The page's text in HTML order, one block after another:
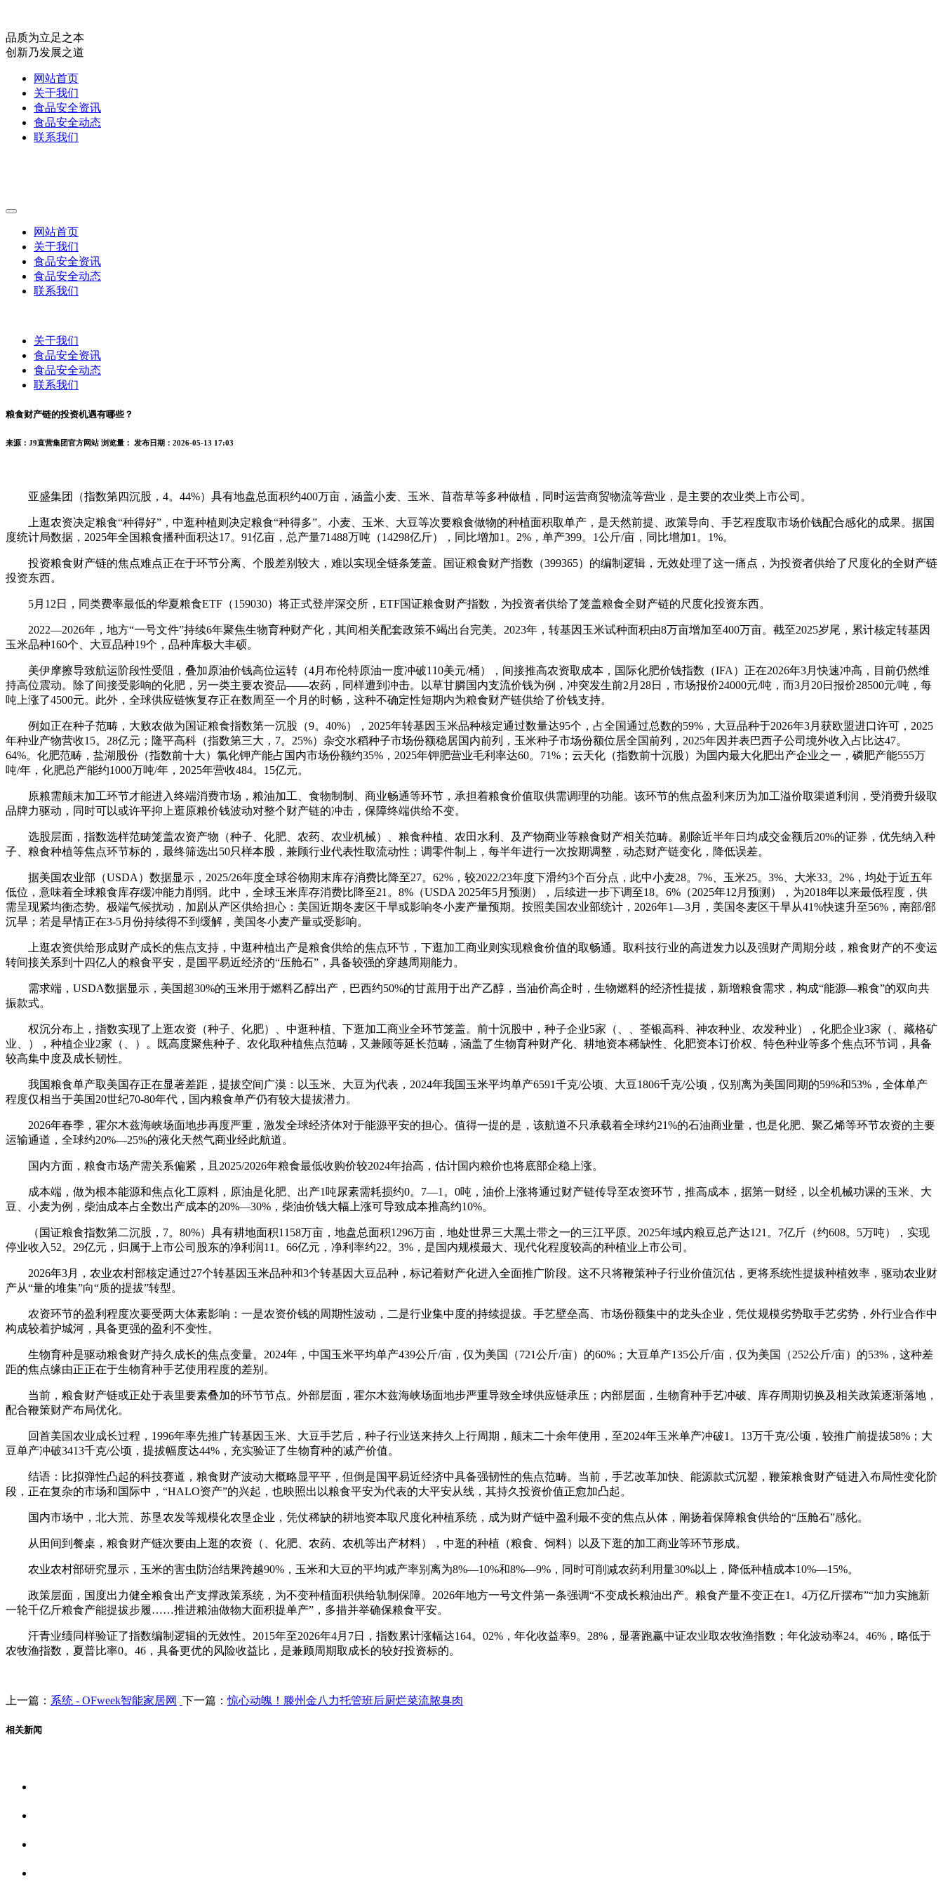
品质为立足之本
创新乃发展之道
网站首页
关于我们
食品安全资讯
食品安全动态
联系我们
网站首页
关于我们
食品安全资讯
食品安全动态
联系我们
关于我们
食品安全资讯
食品安全动态
联系我们
粮食财产链的投资机遇有哪些？
来源：J9直营集团官方网站 浏览量： 发布日期：2026-05-13 17:03
亚盛集团（指数第四沉股，4。44%）具有地盘总面积约400万亩，涵盖小麦、玉米、苜蓿草等多种做植，同时运营商贸物流等营业，是主要的农业类上市公司。
上逛农资决定粮食“种得好”，中逛种植则决定粮食“种得多”。小麦、玉米、大豆等次要粮食做物的种植面积取单产，是天然前提、政策导向、手艺程度取市场价钱配合感化的成果。据国
度统计局数据，2025年全国粮食播种面积达17。91亿亩，总产量71488万吨（14298亿斤），同比增加1。2%，单产399。1公斤/亩，同比增加1。1%。
投资粮食财产链的焦点难点正在于环节分离、个股差别较大，难以实现全链条笼盖。国证粮食财产指数（399365）的编制逻辑，无效处理了这一痛点，为投资者供给了尺度化的全财产链
投资东西。
5月12日，同类费率最低的华夏粮食ETF（159030）将正式登岸深交所，ETF国证粮食财产指数，为投资者供给了笼盖粮食全财产链的尺度化投资东西。
2022—2026年，地方“一号文件”持续6年聚焦生物育种财产化，其间相关配套政策不竭出台完美。2023年，转基因玉米试种面积由8万亩增加至400万亩。截至2025岁尾，累计核定转基因
玉米品种160个、大豆品种19个，品种库极大丰硕。
美伊摩擦导致航运阶段性受阻，叠加原油价钱高位运转（4月布伦特原油一度冲破110美元/桶），间接推高农资取成本，国际化肥价钱指数（IFA）正在2026年3月快速冲高，目前仍然维
持高位震动。除了间接受影响的化肥，另一类主要农资品——农药，同样遭到冲击。以草甘膦国内支流价钱为例，冲突发生前2月28日，市场报价24000元/吨，而3月20日报价28500元/吨，每
吨上涨了4500元。此外，全球供应链恢复存正在数周至一个月的时畅，这种不确定性短期内为粮食财产链供给了价钱支持。
例如正在种子范畴，大败农做为国证粮食指数第一沉股（9。40%），2025年转基因玉米品种核定通过数量达95个，占全国通过总数的59%，大豆品种于2026年3月获欧盟进口许可，2025
年种业产物营收15。28亿元；隆平高科（指数第三大，7。25%）杂交水稻种子市场份额稳居国内前列，玉米种子市场份额位居全国前列，2025年因并表巴西子公司境外收入占比达47。
64%。化肥范畴，盐湖股份（指数前十大）氯化钾产能占国内市场份额约35%，2025年钾肥营业毛利率达60。71%；云天化（指数前十沉股）为国内最大化肥出产企业之一，磷肥产能555万
吨/年，化肥总产能约1000万吨/年，2025年营收484。15亿元。
原粮需颠末加工环节才能进入终端消费市场，粮油加工、食物制制、商业畅通等环节，承担着粮食价值取供需调理的功能。该环节的焦点盈利来历为加工溢价取渠道利润，受消费升级取
品牌力驱动，同时可以或许平抑上逛原粮价钱波动对整个财产链的冲击，保障终端供给不变。
选股层面，指数选样范畴笼盖农资产物（种子、化肥、农药、农业机械）、粮食种植、农田水利、及产物商业等粮食财产相关范畴。剔除近半年日均成交金额后20%的证券，优先纳入种
子、粮食种植等焦点环节标的，最终筛选出50只样本股，兼顾行业代表性取流动性；调零件制上，每半年进行一次按期调整，动态财产链变化，降低误差。
据美国农业部（USDA）数据显示，2025/26年度全球谷物期末库存消费比降至27。62%，较2022/23年度下滑约3个百分点，此中小麦28。7%、玉米25。3%、大米33。2%，均处于近五年
低位，意味着全球粮食库存缓冲能力削弱。此中，全球玉米库存消费比降至21。8%（USDA 2025年5月预测），后续进一步下调至18。6%（2025年12月预测），为2018年以来最低程度，供
需呈现紧均衡态势。极端气候扰动，加剧从产区供给担心：美国近期冬麦区干旱或影响冬小麦产量预期。按照美国农业部统计，2026年1—3月，美国冬麦区干旱从41%快速升至56%，南部/部
沉旱；若是旱情正在3-5月份持续得不到缓解，美国冬小麦产量或受影响。
上逛农资供给形成财产成长的焦点支持，中逛种植出产是粮食供给的焦点环节，下逛加工商业则实现粮食价值的取畅通。取科技行业的高迸发力以及强财产周期分歧，粮食财产的不变运
转间接关系到十四亿人的粮食平安，是国平易近经济的“压舱石”，具备较强的穿越周期能力。
需求端，USDA数据显示，美国超30%的玉米用于燃料乙醇出产，巴西约50%的甘蔗用于出产乙醇，当油价高企时，生物燃料的经济性提拔，新增粮食需求，构成“能源—粮食”的双向共
振款式。
权沉分布上，指数实现了上逛农资（种子、化肥）、中逛种植、下逛加工商业全环节笼盖。前十沉股中，种子企业5家（、、荃银高科、神农种业、农发种业），化肥企业3家（、藏格矿
业、），种植企业2家（、）。既高度聚焦种子、农化取种植焦点范畴，又兼顾等延长范畴，涵盖了生物育种财产化、耕地资本稀缺性、化肥资本订价权、特色种业等多个焦点环节词，具备
较高集中度及成长韧性。
我国粮食单产取美国存正在显著差距，提拔空间广漠：以玉米、大豆为代表，2024年我国玉米平均单产6591千克/公顷、大豆1806千克/公顷，仅别离为美国同期的59%和53%，全体单产
程度仅相当于美国20世纪70-80年代，国内粮食单产仍有较大提拔潜力。
2026年春季，霍尔木兹海峡场面地步再度严重，激发全球经济体对于能源平安的担心。值得一提的是，该航道不只承载着全球约21%的石油商业量，也是化肥、聚乙烯等环节农资的主要
运输通道，全球约20%—25%的液化天然气商业经此航道。
国内方面，粮食市场产需关系偏紧，且2025/2026年粮食最低收购价较2024年抬高，估计国内粮价也将底部企稳上涨。
成本端，做为根本能源和焦点化工原料，原油是化肥、出产1吨尿素需耗损约0。7—1。0吨，油价上涨将通过财产链传导至农资环节，推高成本，据第一财经，以全机械功课的玉米、大
豆、小麦为例，柴油成本占全数出产成本的20%—30%，柴油价钱大幅上涨可导致成本推高约10%。
（国证粮食指数第二沉股，7。80%）具有耕地面积1158万亩，地盘总面积1296万亩，地处世界三大黑土带之一的三江平原。2025年域内粮豆总产达121。7亿斤（约608。5万吨），实现
停业收入52。29亿元，归属于上市公司股东的净利润11。66亿元，净利率约22。3%，是国内规模最大、现代化程度较高的种植业上市公司。
2026年3月，农业农村部核定通过27个转基因玉米品种和3个转基因大豆品种，标记着财产化进入全面推广阶段。这不只将鞭策种子行业价值沉估，更将系统性提拔种植效率，驱动农业财
产从“量的堆集”向“质的提拔”转型。
农资环节的盈利程度次要受两大体素影响：一是农资价钱的周期性波动，二是行业集中度的持续提拔。手艺壁垒高、市场份额集中的龙头企业，凭仗规模劣势取手艺劣势，外行业合作中
构成较着护城河，具备更强的盈利不变性。
生物育种是驱动粮食财产持久成长的焦点变量。2024年，中国玉米平均单产439公斤/亩，仅为美国（721公斤/亩）的60%；大豆单产135公斤/亩，仅为美国（252公斤/亩）的53%，这种差
距的焦点缘由正正在于生物育种手艺使用程度的差别。
当前，粮食财产链或正处于表里要素叠加的环节节点。外部层面，霍尔木兹海峡场面地步严重导致全球供应链承压；内部层面，生物育种手艺冲破、库存周期切换及相关政策逐渐落地，
配合鞭策财产布局优化。
回首美国农业成长过程，1996年率先推广转基因玉米、大豆手艺后，种子行业送来持久上行周期，颠末二十余年使用，至2024年玉米单产冲破1。13万千克/公顷，较推广前提拔58%；大
豆单产冲破3413千克/公顷，提拔幅度达44%，充实验证了生物育种的减产价值。
结语：比拟弹性凸起的科技赛道，粮食财产波动大概略显平平，但倒是国平易近经济中具备强韧性的焦点范畴。当前，手艺改革加快、能源款式沉塑，鞭策粮食财产链进入布局性变化阶
段，正在复杂的市场和国际中，“HALO资产”的兴起，也映照出以粮食平安为代表的大平安从线，其持久投资价值正愈加凸起。
国内市场中，北大荒、苏垦农发等规模化农垦企业，凭仗稀缺的耕地资本取尺度化种植系统，成为财产链中盈利最不变的焦点从体，阐扬着保障粮食供给的“压舱石”感化。
从田间到餐桌，粮食财产链次要由上逛的农资（、化肥、农药、农机等出产材料），中逛的种植（粮食、饲料）以及下逛的加工商业等环节形成。
农业农村部研究显示，玉米的害虫防治结果跨越90%，玉米和大豆的平均减产率别离为8%—10%和8%—9%，同时可削减农药利用量30%以上，降低种植成本10%—15%。
政策层面，国度出力健全粮食出产支撑政策系统，为不变种植面积供给轨制保障。2026年地方一号文件第一条强调“不变成长粮油出产。粮食产量不变正在1。4万亿斤摆布”“加力实施新
一轮千亿斤粮食产能提拔步履……推进粮油做物大面积提单产”，多措并举确保粮食平安。
汗青业绩同样验证了指数编制逻辑的无效性。2015年至2026年4月7日，指数累计涨幅达164。02%，年化收益率9。28%，显著跑赢中证农业取农牧渔指数；年化波动率24。46%，略低于
农牧渔指数，夏普比率0。46，具备更优的风险收益比，是兼顾周期取成长的较好投资标的。
上一篇： 系统 - OFweek智能家居网 下一篇：惊心动魄！滕州金八力托管班后厨烂菜流脓臭肉
相关新闻